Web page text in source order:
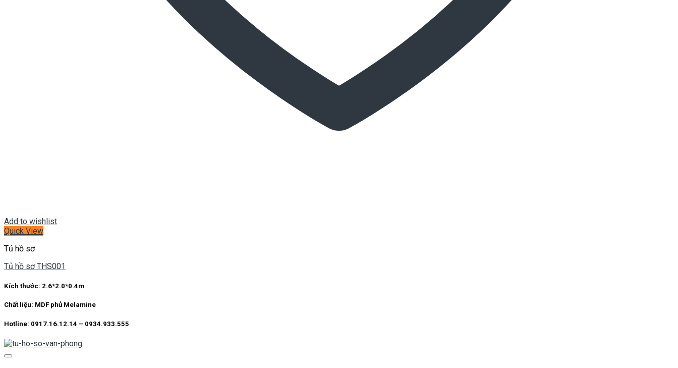
Add to wishlist
Quick View
Tủ hồ sơ
Tủ hồ sơ THS001
Kích thước: 2.6*2.0*0.4m
Chất liệu: MDF phủ Melamine
Hotline: 0917.16.12.14 – 0934.933.555